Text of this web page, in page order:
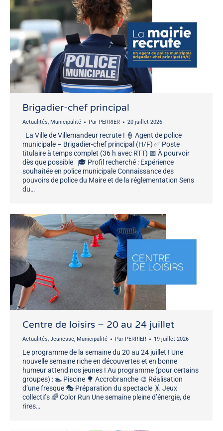
Brigadier-chef principal
Actualités, Municipalité Par PERRIER 20 juillet 2026
La Ville de Villemandeur recrute ! 👮 Agent de police
municipale – Brigadier-chef principal (H/F) ✅ Poste
titulaire à temps complet (36 h avec RTT) 📅 À pourvoir
dès que possible 🎓 Profil recherché : Expérience
souhaitée en police municipale Connaissance des
pouvoirs de police du Maire et de la réglementation Sens
du…
Centre de loisirs – 20 au 24 juillet
Actualités, Jeunesse, Municipalité Par PERRIER 19 juillet 2026
Le programme de la semaine du 20 au 24 juillet ! Une
nouvelle semaine riche en découvertes et en bonne
humeur attend nos jeunes ! Au programme (pour certains
groupes) : 🏊 Piscine 🌳 Accrobranche 🎨 Réalisation
d’une fresque 🎭 Préparation du spectacle 🤸 Jeux
collectifs 🌈 Color Run Une semaine pleine d’énergie, de
rires…